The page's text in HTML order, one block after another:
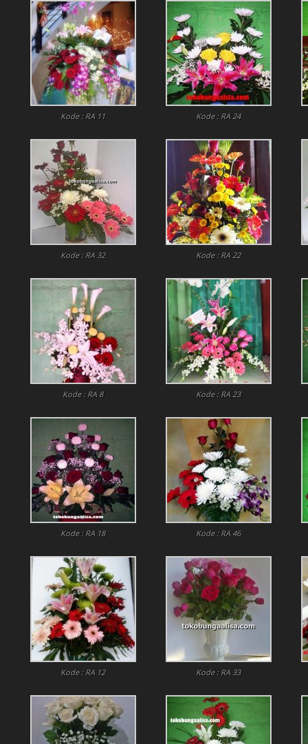
Kode : RA 11 Kode : RA 24
Kode : RA 32 Kode : RA 22
Kode : RA 8 Kode : RA 23
Kode : RA 18 Kode : RA 46
Kode : RA 12 Kode : RA 33